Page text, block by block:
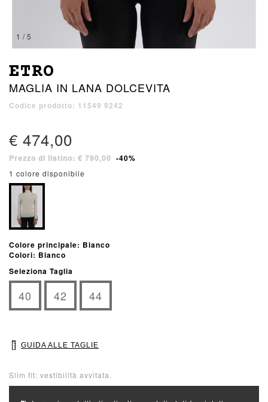
1 / 5
ETRO
MAGLIA IN LANA DOLCEVITA
Codice prodotto: 11549 9242
€ 474,00
Prezzo di listino: € 790,00 -40%
1 colore disponibile
Colore principale: Bianco
Colori: Bianco
Seleziona Taglia
40 42 44
GUIDA ALLE TAGLIE
Slim fit: vestibilità avvitata.